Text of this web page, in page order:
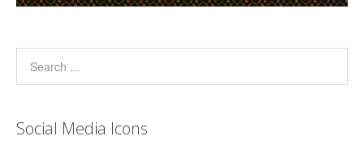
Social Media Icons